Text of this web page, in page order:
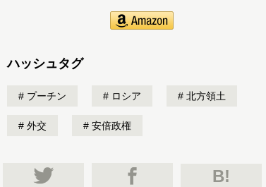
ハッシュタグ
プーチン ロシア 北方領土
外交 安倍政権
B!